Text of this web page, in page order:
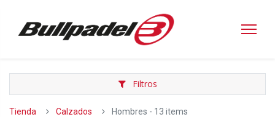
Filtros
Tienda Calzados Hombres - 13 items